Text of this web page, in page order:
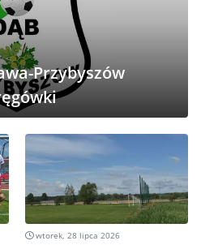
Przybyszów
wtorek, 28 lipca 2026